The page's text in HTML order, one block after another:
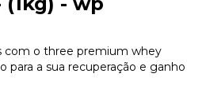
com o three premium whey
para a sua recuperação e ganho